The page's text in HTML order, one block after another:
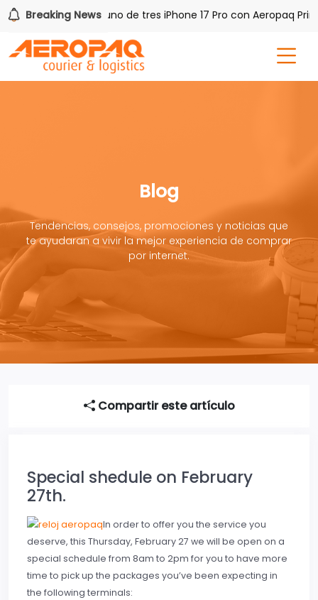
Breaking News
Gana uno de tres iPhone 17 Pro con Aeropaq Prime
Blog
Tendencias, consejos, promociones y noticias que
te ayudaran a vivir la mejor experiencia de comprar
por internet.
Compartir este artículo
Special shedule on February
27th.
In order to offer you the service you
deserve, this Thursday, February 27 we will be open on a
special schedule from 8am to 2pm for you to have more
time to pick up the packages you’ve been expecting in
the following terminals: